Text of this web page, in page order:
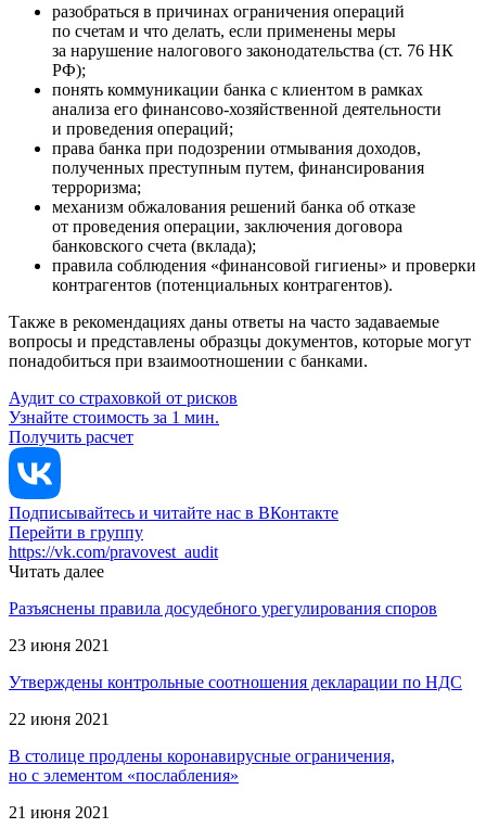
разобраться в причинах ограничения операций
по счетам и что делать, если применены меры
за нарушение налогового законодательства (ст. 76 НК
РФ);
понять коммуникации банка с клиентом в рамках
анализа его финансово-хозяйственной деятельности
и проведения операций;
права банка при подозрении отмывания доходов,
полученных преступным путем, финансирования
терроризма;
механизм обжалования решений банка об отказе
от проведения операции, заключения договора
банковского счета (вклада);
правила соблюдения «финансовой гигиены» и проверки
контрагентов (потенциальных контрагентов).
Также в рекомендациях даны ответы на часто задаваемые
вопросы и представлены образцы документов, которые могут
понадобиться при взаимоотношении с банками.
Аудит со страховкой от рисков
Узнайте стоимость за 1 мин.
Получить расчет
Подписывайтесь и читайте нас в ВКонтакте
Перейти в группу
https://vk.com/pravovest_audit
Читать далее
Разъяснены правила досудебного урегулирования споров
23 июня 2021
Утверждены контрольные соотношения декларации по НДС
22 июня 2021
В столице продлены коронавирусные ограничения,
но с элементом «послабления»
21 июня 2021